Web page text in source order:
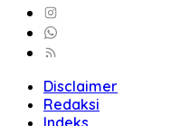
Disclaimer
Redaksi